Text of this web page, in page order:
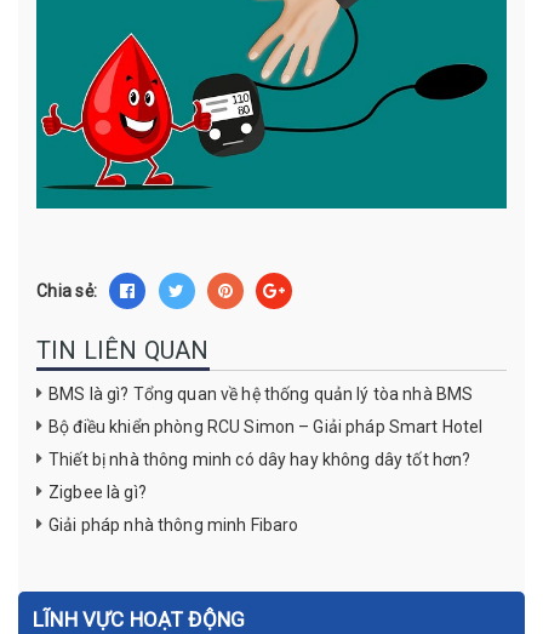
Chia sẻ:
TIN LIÊN QUAN
BMS là gì? Tổng quan về hệ thống quản lý tòa nhà BMS
Bộ điều khiển phòng RCU Simon – Giải pháp Smart Hotel
Thiết bị nhà thông minh có dây hay không dây tốt hơn?
Zigbee là gì?
Giải pháp nhà thông minh Fibaro
LĨNH VỰC HOẠT ĐỘNG